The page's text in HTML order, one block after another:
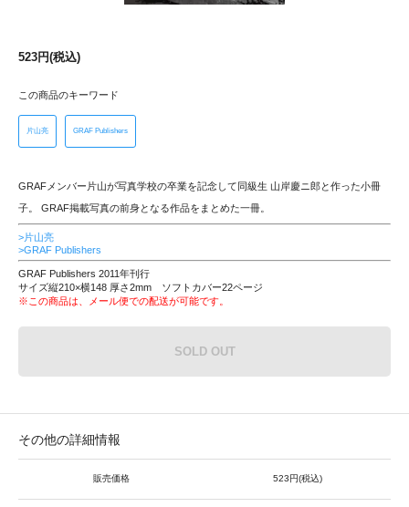
523円(税込)
この商品のキーワード
片山亮 GRAF Publishers
GRAFメンバー片山が写真学校の卒業を記念して同級生 山岸慶ニ郎と作った小冊
子。 GRAF掲載写真の前身となる作品をまとめた一冊。
>片山亮
>GRAF Publishers
GRAF Publishers 2011年刊行
サイズ縦210×横148 厚さ2mm ソフトカバー22ページ
※この商品は、メール便での配送が可能です。
SOLD OUT
その他の詳細情報
販売価格 523円(税込)